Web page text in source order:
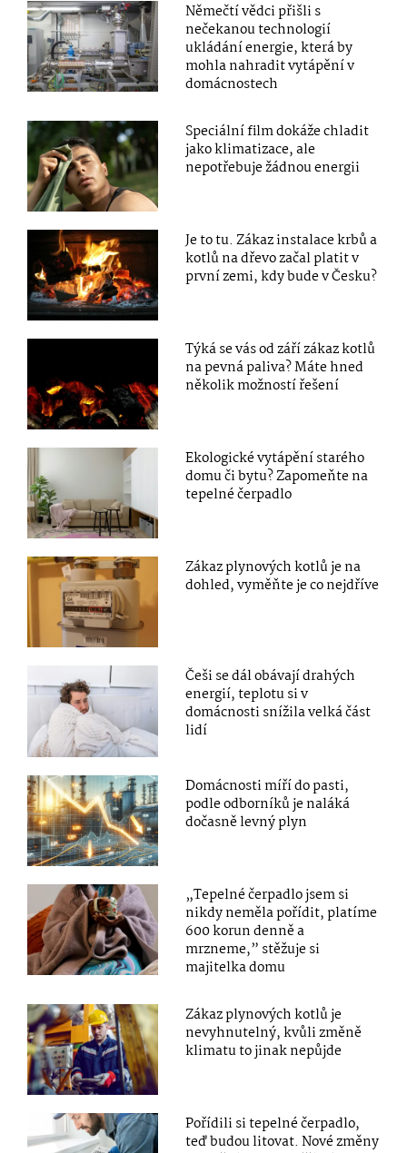
Němečtí vědci přišli s
nečekanou technologií
ukládání energie, která by
mohla nahradit vytápění v
domácnostech
Speciální film dokáže chladit
jako klimatizace, ale
nepotřebuje žádnou energii
Je to tu. Zákaz instalace krbů a
kotlů na dřevo začal platit v
první zemi, kdy bude v Česku?
Týká se vás od září zákaz kotlů
na pevná paliva? Máte hned
několik možností řešení
Ekologické vytápění starého
domu či bytu? Zapomeňte na
tepelné čerpadlo
Zákaz plynových kotlů je na
dohled, vyměňte je co nejdříve
Češi se dál obávají drahých
energií, teplotu si v
domácnosti snížila velká část
lidí
Domácnosti míří do pasti,
podle odborníků je naláká
dočasně levný plyn
„Tepelné čerpadlo jsem si
nikdy neměla pořídit, platíme
600 korun denně a
mrzneme,” stěžuje si
majitelka domu
Zákaz plynových kotlů je
nevyhnutelný, kvůli změně
klimatu to jinak nepůjde
Pořídili si tepelné čerpadlo,
teď budou litovat. Nové změny